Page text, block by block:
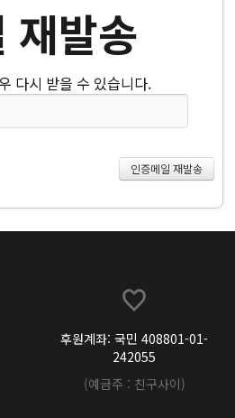
재발송
다시 받을 수 있습니다.
후원계좌: 국민 408801-01-
242055
(예금주 : 친구사이)